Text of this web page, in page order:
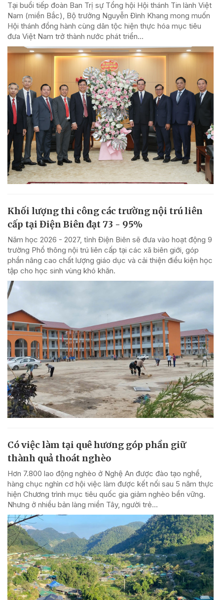
Tại buổi tiếp đoàn Ban Trị sự Tổng hội Hội thánh Tin lành Việt
Nam (miền Bắc), Bộ trưởng Nguyễn Đình Khang mong muốn
Hội thánh đồng hành cùng dân tộc hiện thực hóa mục tiêu
đưa Việt Nam trở thành nước phát triển...
Khối lượng thi công các trường nội trú liên
cấp tại Điện Biên đạt 73 - 95%
Năm học 2026 - 2027, tỉnh Điện Biên sẽ đưa vào hoạt động 9
trường Phổ thông nội trú liên cấp tại các xã biên giới, góp
phần nâng cao chất lượng giáo dục và cải thiện điều kiện học
tập cho học sinh vùng khó khăn.
Có việc làm tại quê hương góp phần giữ
thành quả thoát nghèo
Hơn 7.800 lao động nghèo ở Nghệ An được đào tạo nghề,
hàng chục nghìn cơ hội việc làm được kết nối sau 5 năm thực
hiện Chương trình mục tiêu quốc gia giảm nghèo bền vững.
Nhưng ở nhiều bản làng miền Tây, người trẻ...